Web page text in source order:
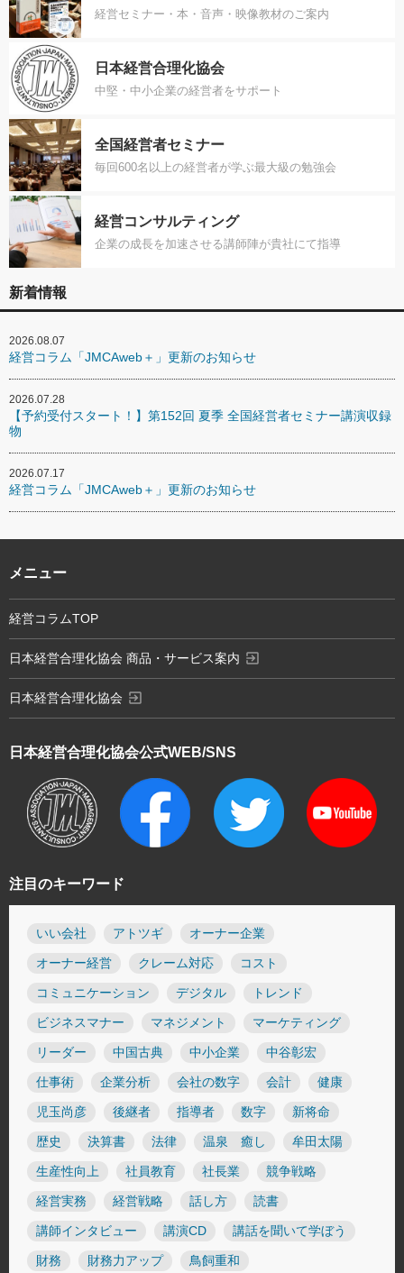
経営セミナー・本・音声・映像教材のご案内
日本経営合理化協会
中堅・中小企業の経営者をサポート
全国経営者セミナー
毎回600名以上の経営者が学ぶ最大級の勉強会
経営コンサルティング
企業の成長を加速させる講師陣が貴社にて指導
新着情報
2026.08.07
経営コラム「JMCAweb＋」更新のお知らせ
2026.07.28
【予約受付スタート！】第152回 夏季 全国経営者セミナー講演収録
物
2026.07.17
経営コラム「JMCAweb＋」更新のお知らせ
注目のキーワード
いい会社 アトツギ オーナー企業
オーナー経営 クレーム対応 コスト
コミュニケーション デジタル トレンド
ビジネスマナー マネジメント マーケティング
リーダー 中国古典 中小企業 中谷彰宏
仕事術 企業分析 会社の数字 会計 健康
児玉尚彦 後継者 指導者 数字 新将命
歴史 決算書 法律 温泉 癒し 牟田太陽
生産性向上 社員教育 社長業 競争戦略
経営実務 経営戦略 話し方 読書
講師インタビュー 講演CD 講話を聞いて学ぼう
財務 財務力アップ 鳥飼重和
日本経営合理化協会公式WEB/SNS
メニュー
経営コラムTOP
日本経営合理化協会 商品・サービス案内 exit_to_app
日本経営合理化協会 exit_to_app